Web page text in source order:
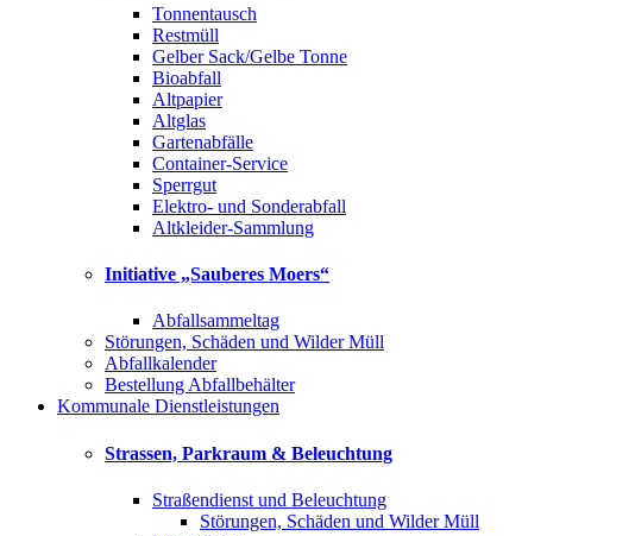
Tonnentausch
Restmüll
Gelber Sack/Gelbe Tonne
Bioabfall
Altpapier
Altglas
Gartenabfälle
Container-Service
Sperrgut
Elektro- und Sonderabfall
Altkleider-Sammlung
Initiative „Sauberes Moers“
Abfallsammeltag
Störungen, Schäden und Wilder Müll
Abfallkalender
Bestellung Abfallbehälter
Kommunale Dienstleistungen
Strassen, Parkraum & Beleuchtung
Straßendienst und Beleuchtung
Störungen, Schäden und Wilder Müll